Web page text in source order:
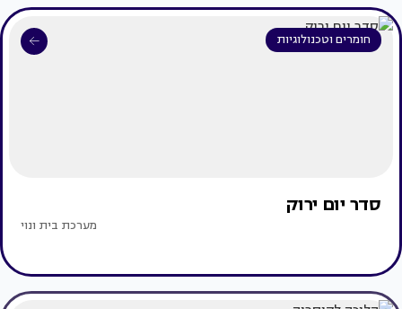
חומרים וטכנולוגיות
סדר יום ירוק
מערכת בית ונוי